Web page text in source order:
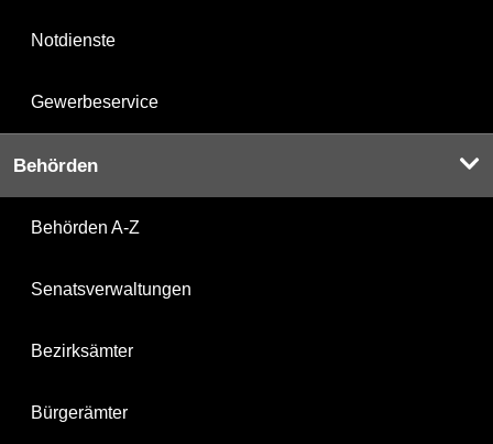
Notdienste
Gewerbeservice
Behörden
Behörden A-Z
Senatsverwaltungen
Bezirksämter
Bürgerämter